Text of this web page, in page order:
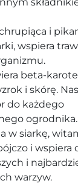
i
wspiera
beta-
i skórę.
do każdego
ogrodnika.
w siarkę,
i wspiera
i
warzyw.